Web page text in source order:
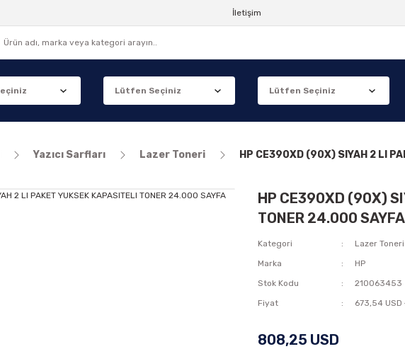
İletişim
Yazıcı Sarfları Lazer Toneri HP CE390XD (90X) SIYAH 2 LI
HP CE390XD (90X)
TONER 24.000 SAYFA
Kategori
Lazer Toneri
Marka
HP
Stok Kodu
210063453
Fiyat
673,54 USD
808,25 USD